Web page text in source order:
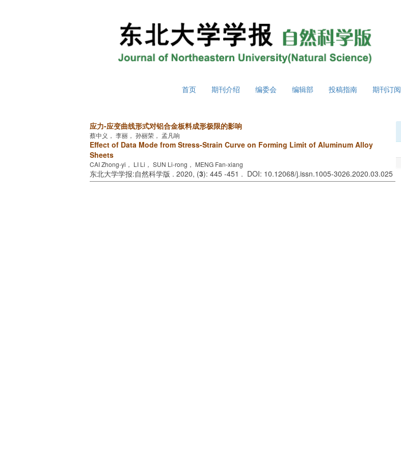
首页 期刊介绍 编委会 编辑部 投稿指南 期刊订阅
应力-应变曲线形式对铝合金板料成形极限的影响
蔡中义， 李丽， 孙丽荣， 孟凡响
Effect of Data Mode from Stress-Strain Curve on Forming Limit of Aluminum Alloy
Sheets
CAI Zhong-yi， LI Li， SUN Li-rong， MENG Fan-xiang
东北大学学报:自然科学版 . 2020, (3): 445 -451 . DOI: 10.12068/j.issn.1005-3026.2020.03.025